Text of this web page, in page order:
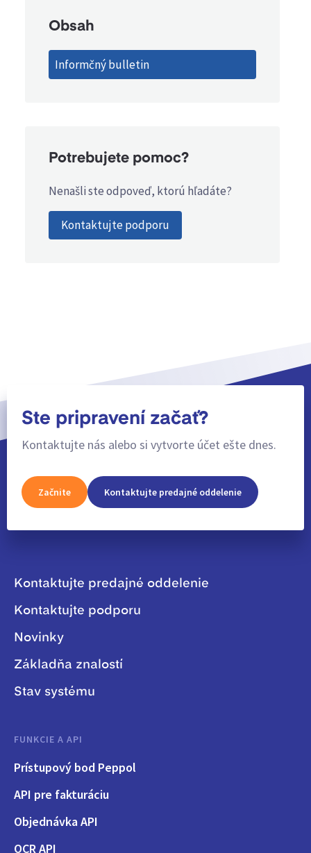
Obsah
Informčný bulletin
Potrebujete pomoc?
Nenašli ste odpoveď, ktorú hľadáte?
Kontaktujte podporu
Ste pripravení začať?
Kontaktujte nás alebo si vytvorte účet ešte dnes.
Začnite Kontaktujte predajné oddelenie
Kontaktujte predajné oddelenie
Kontaktujte podporu
Novinky
Základňa znalostí
Stav systému
FUNKCIE A API
Prístupový bod Peppol
API pre fakturáciu
Objednávka API
OCR API